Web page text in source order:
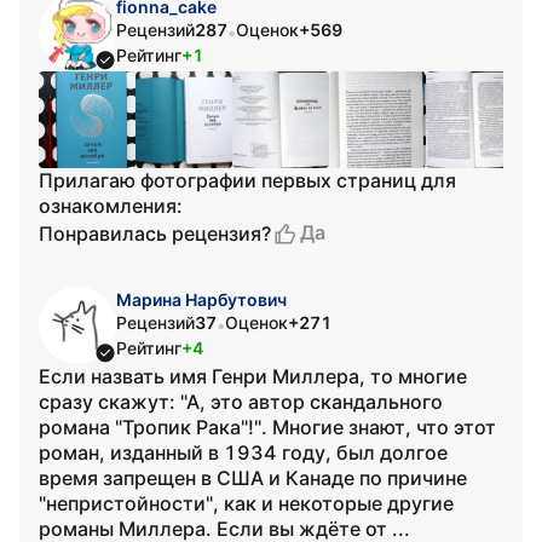
fionna_cake
Рецензий287•Оценок+569
Рейтинг+1
Прилагаю фотографии первых страниц для
ознакомления:
Понравилась рецензия?
Да
Марина Нарбутович
Рецензий37•Оценок+271
Рейтинг+4
Если назвать имя Генри Миллера, то многие
сразу скажут: "А, это автор скандального
романа "Тропик Рака"!". Многие знают, что этот
роман, изданный в 1934 году, был долгое
время запрещен в США и Канаде по причине
"непристойности", как и некоторые другие
романы Миллера. Если вы ждёте от ...